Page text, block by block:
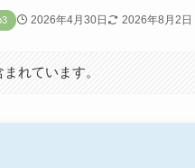
2026年4月30日 2026年8月2日
れています。